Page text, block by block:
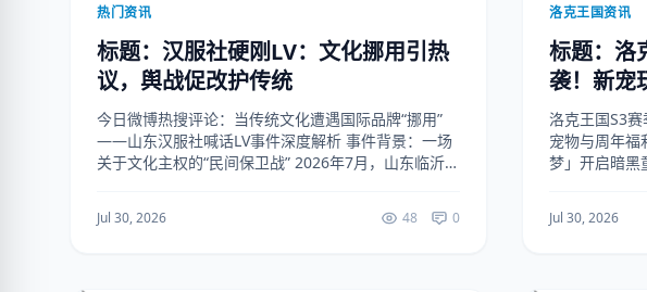
热门资讯
标题：汉服社硬刚LV：文化挪用引热
议，舆战促改护传统
今日微博热搜评论：当传统文化遭遇国际品牌“挪用”
——山东汉服社喊话LV事件深度解析 事件背景：一场
关于文化主权的“民间保卫战” 2026年7月，山东临沂汉
Jul 30, 2026 48 0
洛克王国资讯
标题：洛
袭！新宠
洛克王国S3
宠物与周年福
梦」开启暗黑
Jul 30, 2026